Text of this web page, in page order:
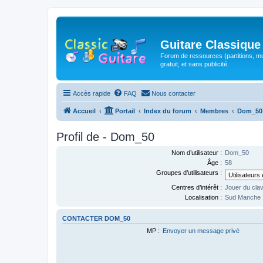
Guitare Classique
Forum de ressources (partitions,
gratuit, et sans publicité.
Accès rapide FAQ Nous contacter
Accueil Portail Index du forum Membres Dom_50
Profil de - Dom_50
Nom d’utilisateur : Dom_50
Âge : 58
Groupes d’utilisateurs :
Centres d’intérêt : Jouer du
Localisation : Sud Manche
CONTACTER DOM_50
MP : Envoyer un message privé